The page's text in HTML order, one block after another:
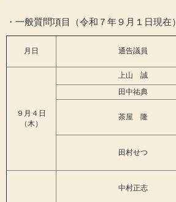
・一般質問項目（令和７年９月１日現在）
月日 通告議員
９月４日
（木）
上山 誠
田中祐典
茶屋 隆
田村せつ
中村正志